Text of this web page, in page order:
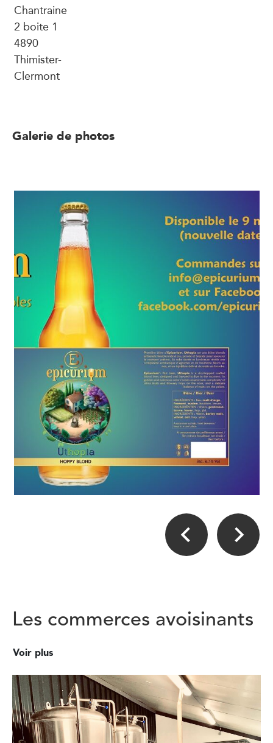
Chantraine
2 boite 1
4890
Thimister-
Clermont
Galerie de photos
Les commerces avoisinants
Voir plus